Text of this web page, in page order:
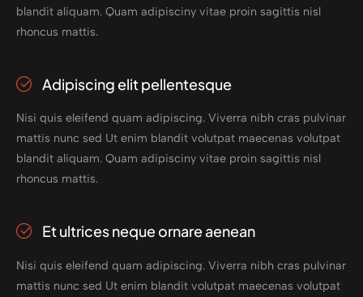
blandit aliquam. Quam adipisciny vitae proin sagittis nisl
rhoncus mattis.
Adipiscing elit pellentesque
Nisi quis eleifend quam adipiscing. Viverra nibh cras pulvinar
mattis nunc sed Ut enim blandit volutpat maecenas volutpat
blandit aliquam. Quam adipisciny vitae proin sagittis nisl
rhoncus mattis.
Et ultrices neque ornare aenean
Nisi quis eleifend quam adipiscing. Viverra nibh cras pulvinar
mattis nunc sed Ut enim blandit volutpat maecenas volutpat